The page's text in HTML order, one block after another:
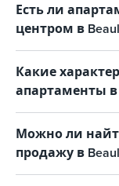
Есть ли
центром в
Какие
апартаменты в
Можно ли
продажу в